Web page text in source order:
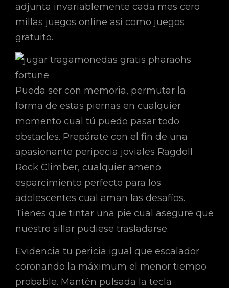
adjunta invariablemente cada mes cero
millas juegos online así­ como juegos
gratuito.
Pueda ser con memoria, permutar la
forma de estas piernas en cualquier
momento cual tú puedo pasar todo
obstacles. Prepárate con el fin de una
apasionante peripecia joviales Ragdoll
Rock Climber, cualquier ameno
esparcimiento perfecto para los
adolescentes cual aman las desafíos.
Tienes que tintar una pie cual asegure que
nuestro sillar pudiese trasladarse.
Evidencia tu pericia igual que escalador
coronando la máximum el menor tiempo
probable. Mantén pulsada la tecla